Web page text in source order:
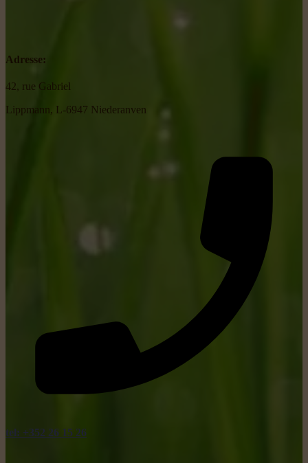
Adresse:
42, rue Gabriel
Lippmann, L-6947 Niederanven
tel: +352 26 15 26